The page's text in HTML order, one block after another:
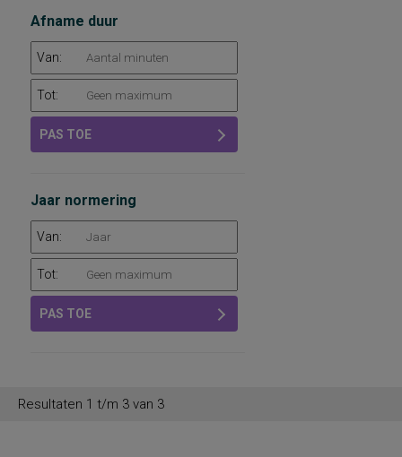
Afname duur
Van:
Tot:
PAS TOE
Jaar normering
Van:
Tot:
PAS TOE
Resultaten 1 t/m 3 van 3